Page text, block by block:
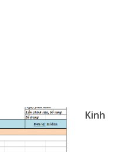
Kinh